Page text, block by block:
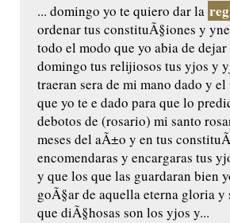
... domingo yo te quiero dar la
ordenar tus constituÃ§iones y
todo el modo que yo abia de
domingo tus relijiosos tus yjos y
traeran sera de mi mano dado y
que yo te e dado para que lo
debotos de (rosario) mi santo
meses del aÃ±o y en tus
encomendaras y encargaras tus
y que los que las guardaran bien
goÃ§ar de aquella eterna gloria
que diÃ§hosas son los yjos y...